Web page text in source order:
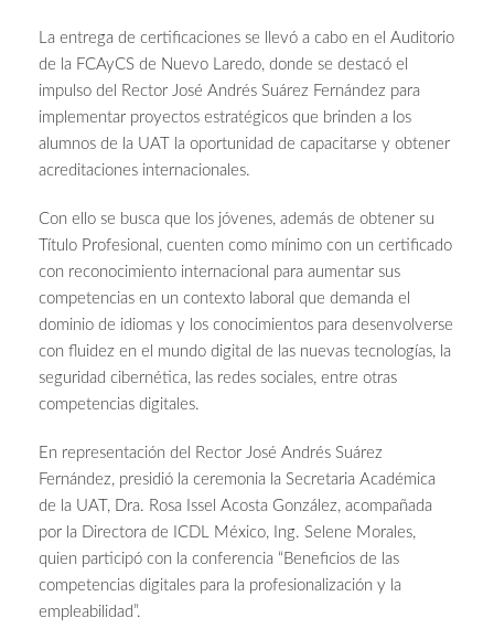
La entrega de certificaciones se llevó a cabo en el Auditorio
de la FCAyCS de Nuevo Laredo, donde se destacó el
impulso del Rector José Andrés Suárez Fernández para
implementar proyectos estratégicos que brinden a los
alumnos de la UAT la oportunidad de capacitarse y obtener
acreditaciones internacionales.
Con ello se busca que los jóvenes, además de obtener su
Título Profesional, cuenten como mínimo con un certificado
con reconocimiento internacional para aumentar sus
competencias en un contexto laboral que demanda el
dominio de idiomas y los conocimientos para desenvolverse
con fluidez en el mundo digital de las nuevas tecnologías, la
seguridad cibernética, las redes sociales, entre otras
competencias digitales.
En representación del Rector José Andrés Suárez
Fernández, presidió la ceremonia la Secretaria Académica
de la UAT, Dra. Rosa Issel Acosta González, acompañada
por la Directora de ICDL México, Ing. Selene Morales,
quien participó con la conferencia “Beneficios de las
competencias digitales para la profesionalización y la
empleabilidad”.